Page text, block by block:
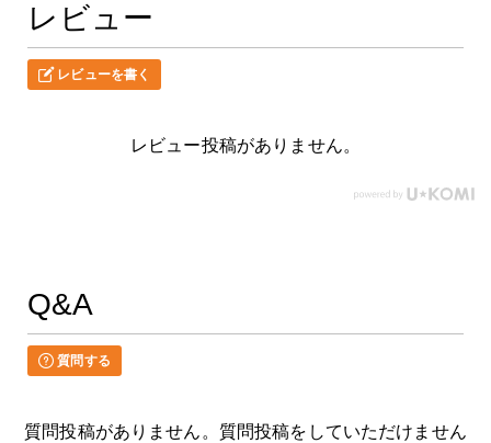
レビュー
レビューを書く
レビュー投稿がありません。
Q&A
質問する
質問投稿がありません。質問投稿をしていただけません